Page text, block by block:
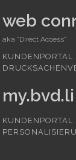
web
aka "Direct Access"
KUNDENPORTAL
my.bvd.li
KUNDENPORTAL